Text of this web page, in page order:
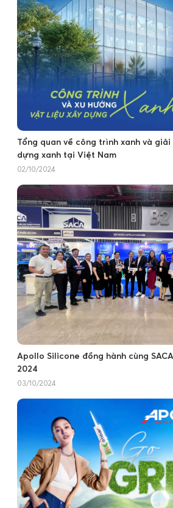
Tổng quan về công trình xanh và
dựng xanh tại Việt Nam
02/10/2024
Apollo Silicone đồng hành cùng
2024
03/10/2024